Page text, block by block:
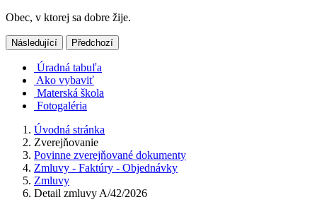
Obec, v ktorej sa dobre žije.
Následující Předchozí
Úradná tabuľa
Ako vybaviť
Materská škola
Fotogaléria
Úvodná stránka
Zverejňovanie
Povinne zverejňované dokumenty
Zmluvy - Faktúry - Objednávky
Zmluvy
Detail zmluvy A/42/2026